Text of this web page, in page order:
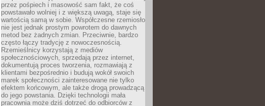
przez pośpiech i masowość sam fakt, że coś
powstawało wolniej i z większą uwagą, staje się
wartością samą w sobie. Współczesne rzemiosło
nie jest jednak prostym powrotem do dawnych
metod bez żadnych zmian. Przeciwnie, bardzo
często łączy tradycję z nowoczesnością.
Rzemieślnicy korzystają z mediów
społecznościowych, sprzedają przez internet,
dokumentują proces tworzenia, rozmawiają z
klientami bezpośrednio i budują wokół swoich
marek społeczności zainteresowane nie tylko
efektem końcowym, ale także drogą prowadzącą
do jego powstania. Dzięki technologii mała
pracownia może dziś dotrzeć do odbiorców z